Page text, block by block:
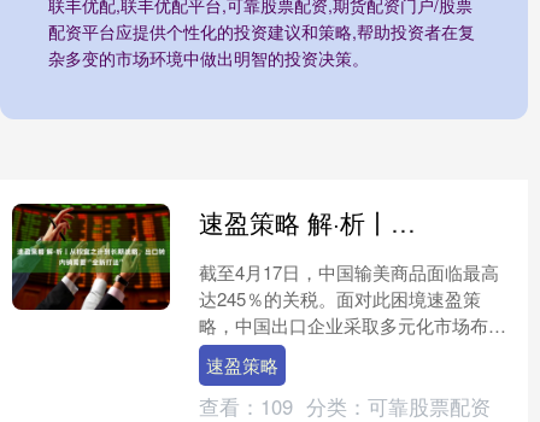
联丰优配,联丰优配平台,可靠股票配资,期货配资门户/股票
配资平台应提供个性化的投资建议和策略,帮助投资者在复
杂多变的市场环境中做出明智的投资决策。
速盈策略 解·析丨从权宜之计到长期战略，出口转内销需要“全新打法”
截至4月17日，中国输美商品面临最高
达245％的关税。面对此困境速盈策
略，中国出口企业采取多元化市场布
局、转战内需市场等策略，力求减轻负
面影响。出口企业的这一转....
速盈策略
查看： 109 分类： 可靠股票配资